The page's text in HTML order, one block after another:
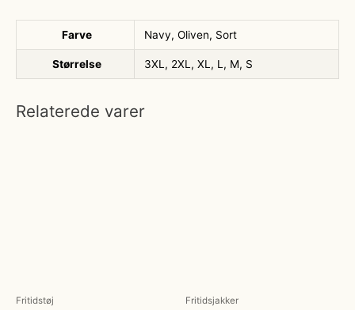
Farve Navy, Oliven, Sort
Størrelse 3XL, 2XL, XL, L, M, S
Relaterede varer
Fritidstøj Fritidsjakker